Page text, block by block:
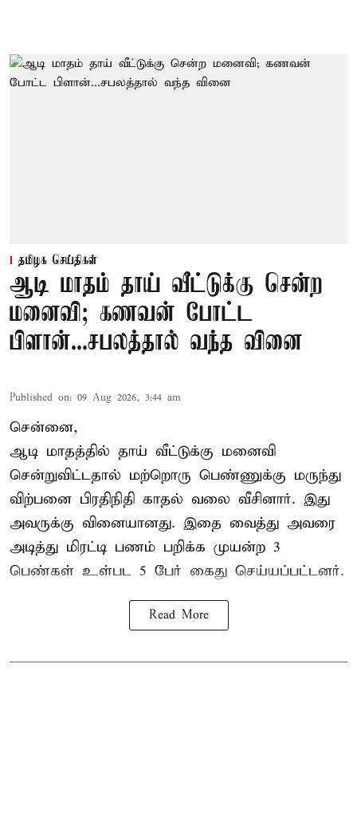
தமிழக செய்திகள்
ஆடி மாதம் தாய் வீட்டுக்கு சென்ற
மனைவி; கணவன் போட்ட
பிளான்...சபலத்தால் வந்த வினை
Published on: 09 Aug 2026, 3:44 am
சென்னை,
ஆடி மாதத்தில் தாய் வீட்டுக்கு மனைவி
சென்றுவிட்டதால் மற்றொரு பெண்ணுக்கு மருந்து
விற்பனை பிரதிநிதி காதல் வலை வீசினார். இது
அவருக்கு வினையானது. இதை வைத்து அவரை
அடித்து மிரட்டி பணம் பறிக்க முயன்ற 3
பெண்கள் உள்பட 5 பேர் கைது செய்யப்பட்டனர்.
Read More